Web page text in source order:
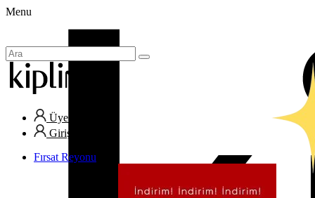
Menu
Üye Ol
Giriş Yap
Fırsat Reyonu